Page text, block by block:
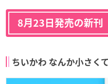
8月23日発売の新刊
ちいかわ なんか小さく